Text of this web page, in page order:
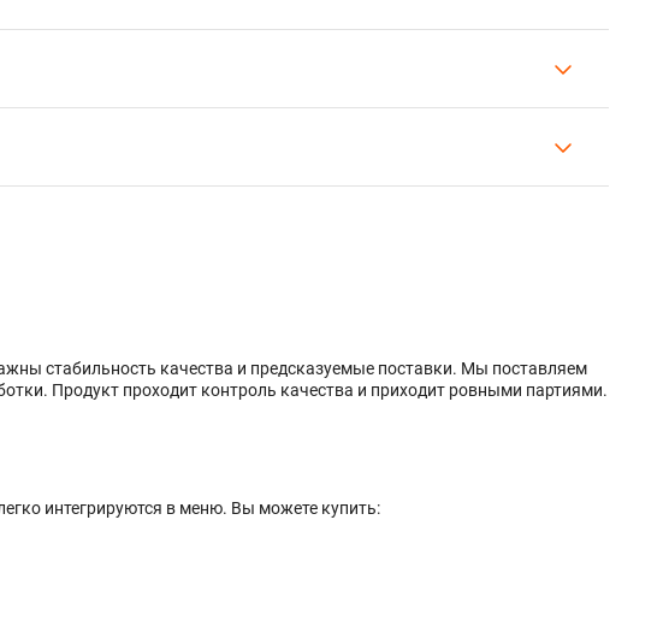
стабильность качества и предсказуемые поставки. Мы поставляем
Продукт проходит контроль качества и приходит ровными партиями.
интегрируются в меню. Вы можете купить: